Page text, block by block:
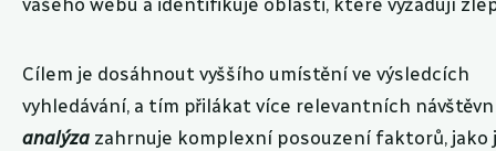
vašeho webu a identifikuje oblasti, které vyžadují
Cílem je dosáhnout vyššího umístění ve výsledcích
vyhledávání, a tím přilákat více relevantních
analýza zahrnuje komplexní posouzení faktorů, jako